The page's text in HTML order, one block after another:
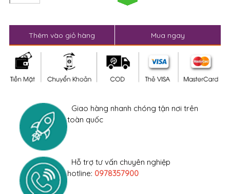
Thêm vào giỏ hàng Mua ngay
Giao hàng nhanh chóng tận nơi trên
toàn quốc
Hỗ trợ tư vấn chuyên nghiệp
hotline: 0978357900